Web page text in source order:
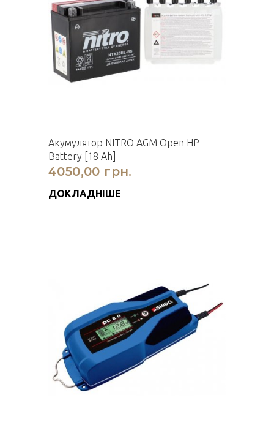
Акумулятор NITRO AGM Open HP
Battery [18 Ah]
4050,00 грн.
ДОКЛАДНІШЕ